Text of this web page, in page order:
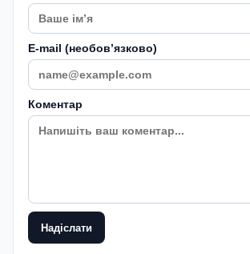
E-mail (необовʼязково)
Коментар
Надіслати